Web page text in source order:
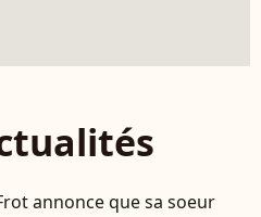
annonce que sa soeur